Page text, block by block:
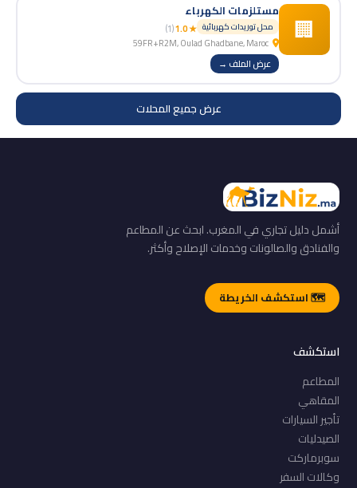
🏢 مستلزمات الكهرباء
محل توريدات كهربائية ★ 1.0
(1)
عرض الملف →
عرض جميع المحلات
أشمل دليل تجاري في المغرب. ابحث عن المطاعم
والفنادق والصالونات وخدمات الإصلاح وأكثر.
🗺️ استكشف الخريطة
استكشف
المطاعم
المقاهي
تأجير السيارات
الصيدليات
سوبرماركت
وكالات السفر